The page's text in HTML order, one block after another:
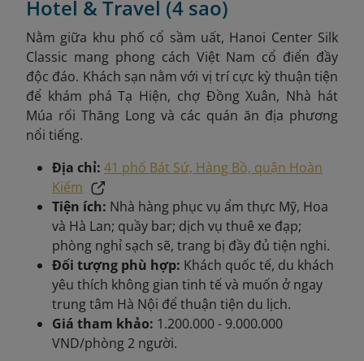
Hotel & Travel (4 sao)
Nằm giữa khu phố cổ sầm uất, Hanoi Center Silk
Classic mang phong cách Việt Nam cổ điển đầy
độc đáo. Khách sạn nằm với vị trí cực kỳ thuận tiện
để khám phá Tạ Hiện, chợ Đồng Xuân, Nhà hát
Múa rối Thăng Long và các quán ăn địa phương
nổi tiếng.
Địa chỉ: 41 phố Bát Sứ, Hàng Bồ, quận Hoàn
Kiếm
Tiện ích: Nhà hàng phục vụ ẩm thực Mỹ, Hoa
và Hà Lan; quầy bar; dịch vụ thuê xe đạp;
phòng nghỉ sạch sẽ, trang bị đầy đủ tiện nghi.
Đối tượng phù hợp: Khách quốc tế, du khách
yêu thích không gian tinh tế và muốn ở ngay
trung tâm Hà Nội để thuận tiện du lịch.
Giá tham khảo: 1.200.000 - 9.000.000
VND/phòng 2 người.